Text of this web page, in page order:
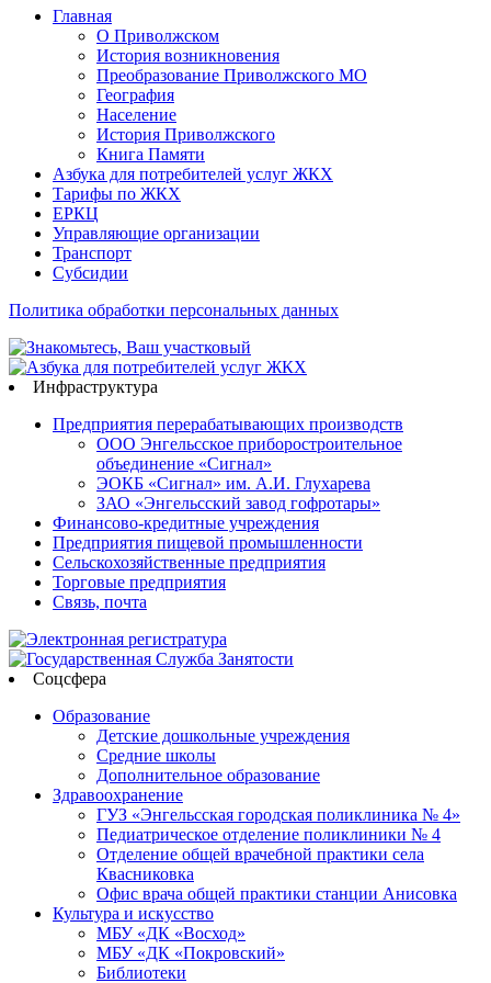
Главная
О Приволжском
История возникновения
Преобразование Приволжского МО
География
Население
История Приволжского
Книга Памяти
Азбука для потребителей услуг ЖКХ
Тарифы по ЖКХ
ЕРКЦ
Управляющие организации
Транспорт
Субсидии
Политика обработки персональных данных
Инфраструктура
Предприятия перерабатывающих производств
ООО Энгельсское приборостроительное
объединение «Сигнал»
ЭОКБ «Сигнал» им. А.И. Глухарева
ЗАО «Энгельсский завод гофротары»
Финансово-кредитные учреждения
Предприятия пищевой промышленности
Сельскохозяйственные предприятия
Торговые предприятия
Связь, почта
Соцсфера
Образование
Детские дошкольные учреждения
Средние школы
Дополнительное образование
Здравоохранение
ГУЗ «Энгельсская городская поликлиника № 4»
Педиатрическое отделение поликлиники № 4
Отделение общей врачебной практики села
Квасниковка
Офис врача общей практики станции Анисовка
Культура и искусство
МБУ «ДК «Восход»
МБУ «ДК «Покровский»
Библиотеки